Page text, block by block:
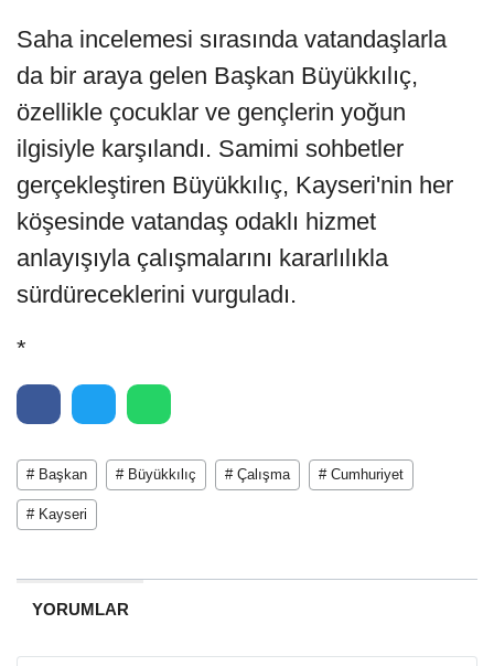
Saha incelemesi sırasında vatandaşlarla
da bir araya gelen Başkan Büyükkılıç,
özellikle çocuklar ve gençlerin yoğun
ilgisiyle karşılandı. Samimi sohbetler
gerçekleştiren Büyükkılıç, Kayseri'nin her
köşesinde vatandaş odaklı hizmet
anlayışıyla çalışmalarını kararlılıkla
sürdüreceklerini vurguladı.
*
# Başkan # Büyükkılıç # Çalışma # Cumhuriyet
# Kayseri
YORUMLAR